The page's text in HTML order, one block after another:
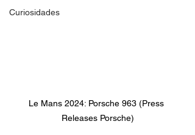
Curiosidades
Le Mans 2024: Porsche 963 (Press
Releases Porsche)